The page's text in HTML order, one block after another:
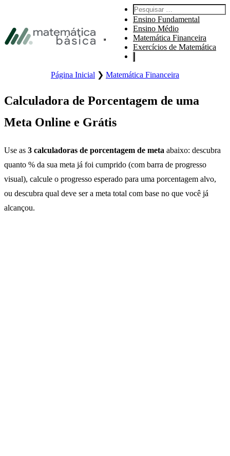
Pular Rodapé
Abre o menu principal do site.
Pesquisar por:
Ensino Fundamental
Ensino Médio
Matemática Financeira
Exercícios de Matemática
Página Inicial ❯ Matemática Financeira
Calculadora de Porcentagem de uma
Meta Online e Grátis
Use as 3 calculadoras de porcentagem de meta abaixo: descubra
quanto % da sua meta já foi cumprido (com barra de progresso
visual), calcule o progresso esperado para uma porcentagem alvo,
ou descubra qual deve ser a meta total com base no que você já
alcançou.